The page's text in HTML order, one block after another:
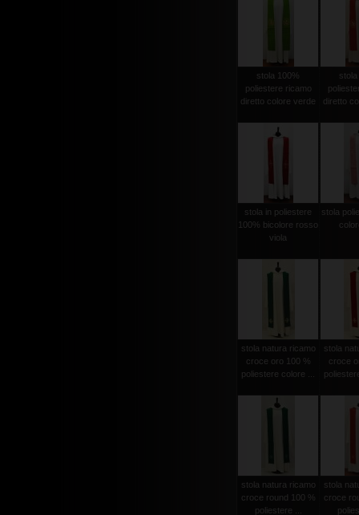
stola 100%
poliestere ricamo
diretto colore verde
diretto
stola in poliestere
100% bicolore rosso
viola
stola
stola natura ricamo
croce oro 100 %
poliestere colore ...
stola
croce
stola natura ricamo
croce round 100 %
poliestere ...
stola
croce